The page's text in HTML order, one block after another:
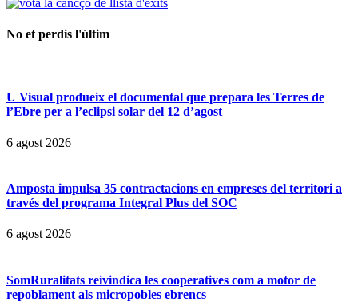
No et perdis l'últim
U Visual produeix el documental que prepara les Terres de
l’Ebre per a l’eclipsi solar del 12 d’agost
6 agost 2026
Amposta impulsa 35 contractacions en empreses del territori a
través del programa Integral Plus del SOC
6 agost 2026
SomRuralitats reivindica les cooperatives com a motor de
repoblament als micropobles ebrencs